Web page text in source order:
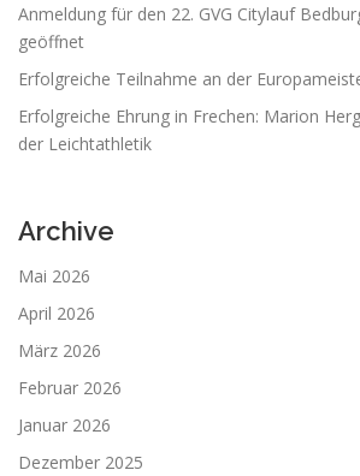
Anmeldung für den 22. GVG Citylauf
geöffnet
Erfolgreiche Teilnahme an der
Erfolgreiche Ehrung in Frechen: Marion
der Leichtathletik
Archive
Mai 2026
April 2026
März 2026
Februar 2026
Januar 2026
Dezember 2025